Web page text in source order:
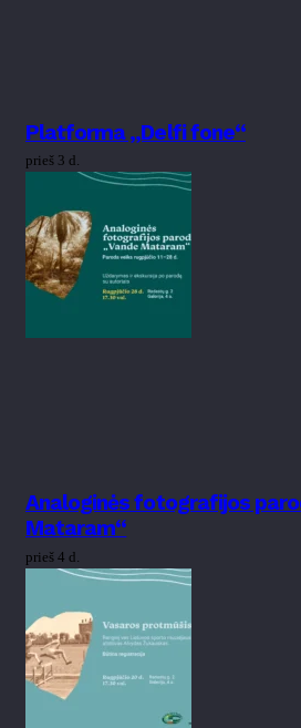
Platforma „Delfi fone“
prieš 3 d.
Analoginės fotografijos
Mataram“
prieš 4 d.